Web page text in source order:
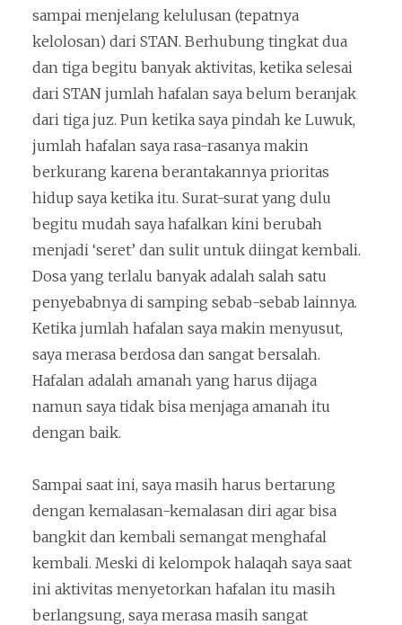
sampai menjelang kelulusan (tepatnya
kelolosan) dari STAN. Berhubung tingkat dua
dan tiga begitu banyak aktivitas, ketika selesai
dari STAN jumlah hafalan saya belum beranjak
dari tiga juz. Pun ketika saya pindah ke Luwuk,
jumlah hafalan saya rasa-rasanya makin
berkurang karena berantakannya prioritas
hidup saya ketika itu. Surat-surat yang dulu
begitu mudah saya hafalkan kini berubah
menjadi ‘seret’ dan sulit untuk diingat kembali.
Dosa yang terlalu banyak adalah salah satu
penyebabnya di samping sebab-sebab lainnya.
Ketika jumlah hafalan saya makin menyusut,
saya merasa berdosa dan sangat bersalah.
Hafalan adalah amanah yang harus dijaga
namun saya tidak bisa menjaga amanah itu
dengan baik.
Sampai saat ini, saya masih harus bertarung
dengan kemalasan-kemalasan diri agar bisa
bangkit dan kembali semangat menghafal
kembali. Meski di kelompok halaqah saya saat
ini aktivitas menyetorkan hafalan itu masih
berlangsung, saya merasa masih sangat